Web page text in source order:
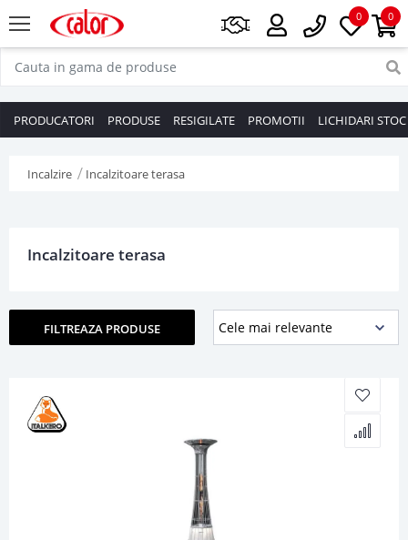
0
0
PRODUCATORI PRODUSE RESIGILATE PROMOTII LICHIDARI STOC
Incalzire Incalzitoare terasa
Incalzitoare terasa
FILTREAZA PRODUSE